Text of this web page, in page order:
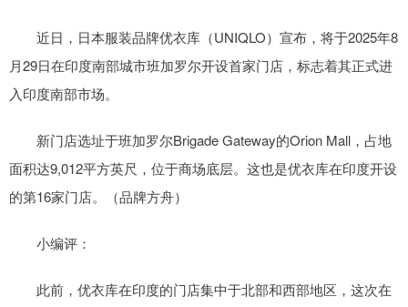
近日，日本服装品牌优衣库（UNIQLO）宣布，将于2025年8
月29日在印度南部城市班加罗尔开设首家门店，标志着其正式进
入印度南部市场。
新门店选址于班加罗尔Brigade Gateway的Orion Mall，占地
面积达9,012平方英尺，位于商场底层。这也是优衣库在印度开设
的第16家门店。（品牌方舟）
小编评：
此前，优衣库在印度的门店集中于北部和西部地区，这次在